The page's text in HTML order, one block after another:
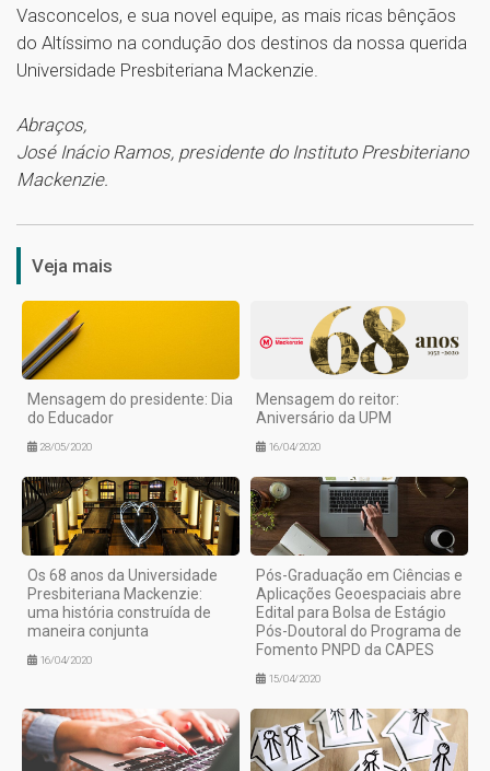
Vasconcelos, e sua novel equipe, as mais ricas bênçãos
do Altíssimo na condução dos destinos da nossa querida
Universidade Presbiteriana Mackenzie.
Abraços,
José Inácio Ramos, presidente do Instituto Presbiteriano
Mackenzie.
Veja mais
Mensagem do presidente: Dia
do Educador
28/05/2020
Mensagem do reitor:
Aniversário da UPM
16/04/2020
Os 68 anos da Universidade
Presbiteriana Mackenzie:
uma história construída de
maneira conjunta
16/04/2020
Pós-Graduação em Ciências e
Aplicações Geoespaciais abre
Edital para Bolsa de Estágio
Pós-Doutoral do Programa de
Fomento PNPD da CAPES
15/04/2020